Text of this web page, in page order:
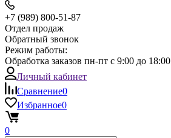
+7 (989) 800-51-87
Отдел продаж
Обратный звонок
Режим работы:
Обработка заказов пн-пт с 9:00 до 18:00
Личный кабинет
Сравнение0
Избранное0
0